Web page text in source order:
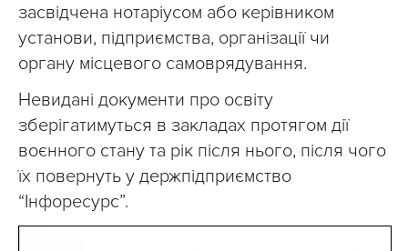
засвідчена нотаріусом або керівником
установи, підприємства, організації чи
органу місцевого самоврядування.
Невидані документи про освіту
зберігатимуться в закладах протягом дії
воєнного стану та рік після нього, після чого
їх повернуть у держпідприємство
“Інфоресурс”.